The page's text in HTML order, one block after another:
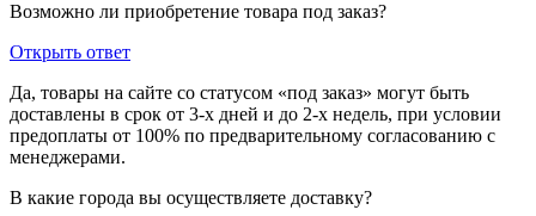
Возможно ли приобретение товара под заказ?
Открыть ответ
Да, товары на сайте со статусом «под заказ» могут быть
доставлены в срок от 3-х дней и до 2-х недель, при условии
предоплаты от 100% по предварительному согласованию с
менеджерами.
В какие города вы осуществляете доставку?